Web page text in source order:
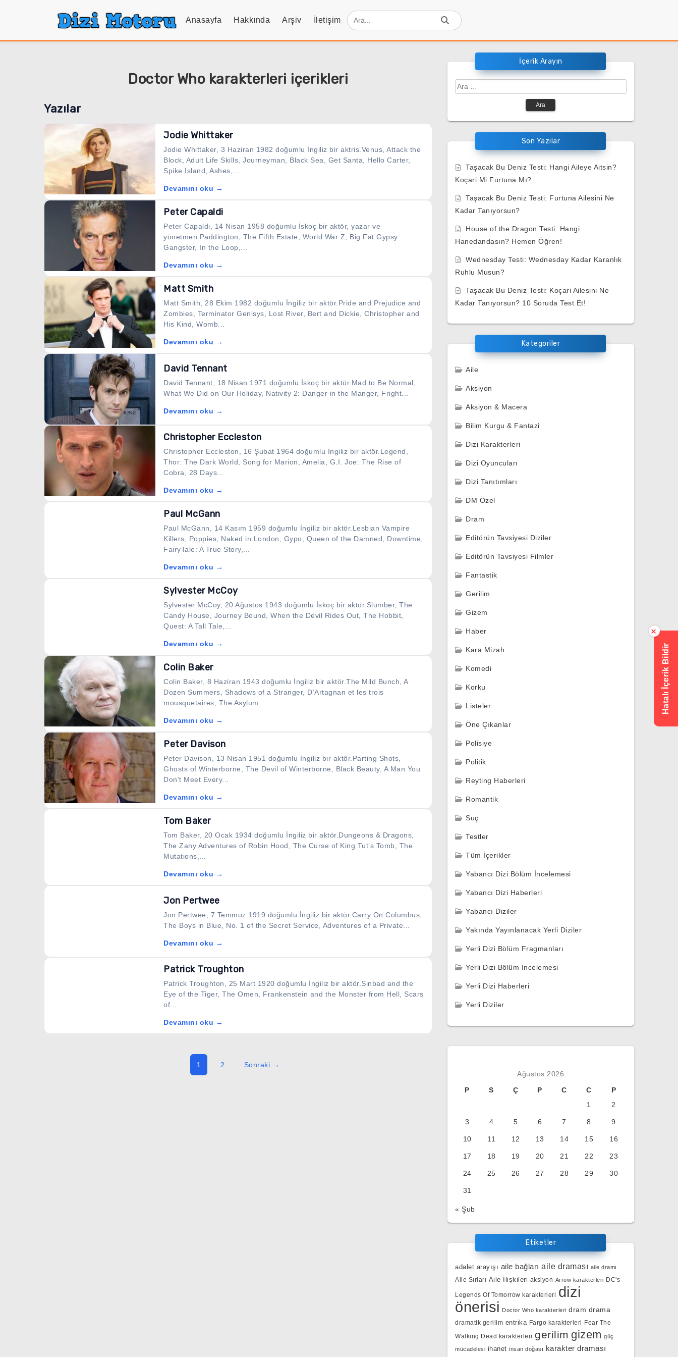
Anasayfa Hakkında Arşiv İletişim
Doctor Who karakterleri içerikleri
Yazılar
Jodie Whittaker
Jodie Whittaker, 3 Haziran 1982 doğumlu İngiliz bir aktris.Venus, Attack the
Block, Adult Life Skills, Journeyman, Black Sea, Get Santa, Hello Carter,
Spike Island, Ashes,...
Devamını oku →
Peter Capaldi
Peter Capaldi, 14 Nisan 1958 doğumlu İskoç bir aktör, yazar ve
yönetmen.Paddington, The Fifth Estate, World War Z, Big Fat Gypsy
Gangster, In the Loop,...
Devamını oku →
Matt Smith
Matt Smith, 28 Ekim 1982 doğumlu İngiliz bir aktör.Pride and Prejudice and
Zombies, Terminator Genisys, Lost River, Bert and Dickie, Christopher and
His Kind, Womb...
Devamını oku →
David Tennant
David Tennant, 18 Nisan 1971 doğumlu İskoç bir aktör.Mad to Be Normal,
What We Did on Our Holiday, Nativity 2: Danger in the Manger, Fright...
Devamını oku →
Christopher Eccleston
Christopher Eccleston, 16 Şubat 1964 doğumlu İngiliz bir aktör.Legend,
Thor: The Dark World, Song for Marion, Amelia, G.I. Joe: The Rise of
Cobra, 28 Days...
Devamını oku →
Paul McGann
Paul McGann, 14 Kasım 1959 doğumlu İngiliz bir aktör.Lesbian Vampire
Killers, Poppies, Naked in London, Gypo, Queen of the Damned, Downtime,
FairyTale: A True Story,...
Devamını oku →
Sylvester McCoy
Sylvester McCoy, 20 Ağustos 1943 doğumlu İskoç bir aktör.Slumber, The
Candy House, Journey Bound, When the Devil Rides Out, The Hobbit,
Quest: A Tall Tale,...
Devamını oku →
Colin Baker
Colin Baker, 8 Haziran 1943 doğumlu İngiliz bir aktör.The Mild Bunch, A
Dozen Summers, Shadows of a Stranger, D’Artagnan et les trois
mousquetaires, The Asylum...
Devamını oku →
Peter Davison
Peter Davison, 13 Nisan 1951 doğumlu İngiliz bir aktör.Parting Shots,
Ghosts of Winterborne, The Devil of Winterborne, Black Beauty, A Man You
Don’t Meet Every...
Devamını oku →
Tom Baker
Tom Baker, 20 Ocak 1934 doğumlu İngiliz bir aktör.Dungeons & Dragons,
The Zany Adventures of Robin Hood, The Curse of King Tut’s Tomb, The
Mutations,...
Devamını oku →
Jon Pertwee
Jon Pertwee, 7 Temmuz 1919 doğumlu İngiliz bir aktör.Carry On Columbus,
The Boys in Blue, No. 1 of the Secret Service, Adventures of a Private...
Devamını oku →
Patrick Troughton
Patrick Troughton, 25 Mart 1920 doğumlu İngiliz bir aktör.Sinbad and the
Eye of the Tiger, The Omen, Frankenstein and the Monster from Hell, Scars
of...
Devamını oku →
1 2 Sonraki →
İçerik Arayın
Arama:
Son Yazılar
Taşacak Bu Deniz Testi: Hangi Aileye Aitsin?
Koçari Mi Furtuna Mı?
Taşacak Bu Deniz Testi: Furtuna Ailesini Ne
Kadar Tanıyorsun?
House of the Dragon Testi: Hangi
Hanedandasın? Hemen Öğren!
Wednesday Testi: Wednesday Kadar Karanlık
Ruhlu Musun?
Taşacak Bu Deniz Testi: Koçari Ailesini Ne
Kadar Tanıyorsun? 10 Soruda Test Et!
Kategoriler
Aile
Aksiyon
Aksiyon & Macera
Bilim Kurgu & Fantazi
Dizi Karakterleri
Dizi Oyuncuları
Dizi Tanıtımları
DM Özel
Dram
Editörün Tavsiyesi Diziler
Editörün Tavsiyesi Filmler
Fantastik
Gerilim
Gizem
Haber
Kara Mizah
Komedi
Korku
Listeler
Öne Çıkanlar
Polisiye
Politik
Reyting Haberleri
Romantik
Suç
Testler
Tüm İçerikler
Yabancı Dizi Bölüm İncelemesi
Yabancı Dizi Haberleri
Yabancı Diziler
Yakında Yayınlanacak Yerli Diziler
Yerli Dizi Bölüm Fragmanları
Yerli Dizi Bölüm İncelemesi
Yerli Dizi Haberleri
Yerli Diziler
Ağustos 2026
P
S Ç P C C
P
1
2
3 4 5 6 7 8 9
10 11 12 13 14 15 16
17 18 19 20 21 22 23
24 25 26 27 28 29 30
31
« Şub
Etiketler
adalet arayışı aile bağları aile draması aile dramı
Aile Sırları Aile İlişkileri aksiyon Arrow karakterleri DC's
Legends Of Tomorrow karakterleri dizi
önerisi Doctor Who karakterleri dram drama
dramatik gerilim entrika Fargo karakterleri Fear The
Walking Dead karakterleri gerilim gizem güç
mücadelesi ihanet insan doğası karakter draması
Hatalı İçerik Bildir
×